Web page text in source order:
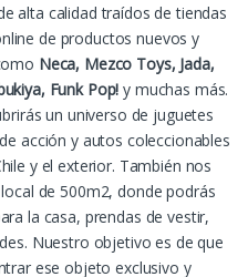
alta calidad traídos de tiendas
de productos nuevos y
Neca, Mezco Toys, Jada,
Funk Pop! y muchas más.
un universo de juguetes
acción y autos coleccionables
y el exterior. También nos
de 500m2, donde podrás
la casa, prendas de vestir,
Nuestro objetivo es de que
ese objeto exclusivo y